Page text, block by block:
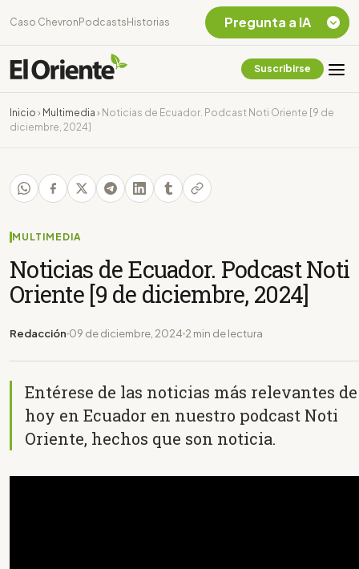
Caso Chevron Podcasts Historias
Suscribirse
Inicio › Multimedia › Noticias de Ecuador. Podcast Noti Oriente [9 de
diciembre, 2024]
MULTIMEDIA
Noticias de Ecuador. Podcast Noti
Oriente [9 de diciembre, 2024]
Redacción 09 de diciembre, 2024 2 min de lectura
Entérese de las noticias más relevantes de
hoy en Ecuador en nuestro podcast Noti
Oriente, hechos que son noticia.
Pregunta a IA
Chevron Ecuador